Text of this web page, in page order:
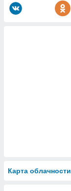
Карта облачности